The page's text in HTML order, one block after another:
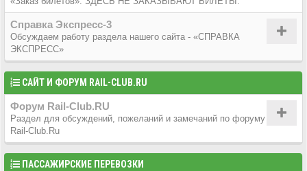
Справка Экспресс-3
Обсуждаем работу раздела нашего сайта - «СПРАВКА
ЭКСПРЕСС»
САЙТ И ФОРУМ RAIL-CLUB.RU
Форум Rail-Club.RU
Раздел для обсуждений, пожеланий и замечаний по форуму
Rail-Club.Ru
ПАССАЖИРСКИЕ ПЕРЕВОЗКИ